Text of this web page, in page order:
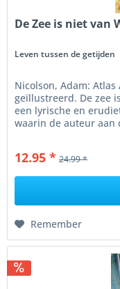
De Zee is niet van
Leven tussen de getijden
Nicolson, Adam:
geïllustreerd. De zee
een lyrische en
waarin de auteur aan
12.95 * 24.99 *
Remember